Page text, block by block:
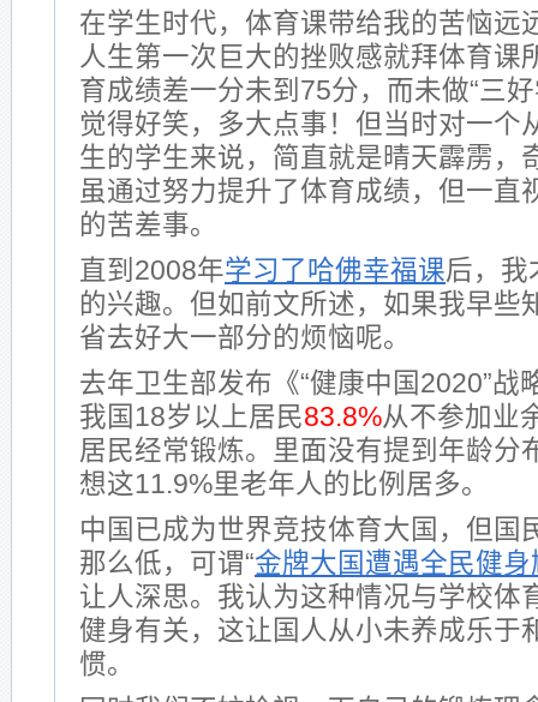
在学生时代，体育课带给我的苦恼远
人生第一次巨大的挫败感就拜体育课
育成绩差一分未到75分，而未做“三
觉得好笑，多大点事！但当时对一个
生的学生来说，简直就是晴天霹雳，
虽通过努力提升了体育成绩，但一直
的苦差事。
直到2008年学习了哈佛幸福课后，我
的兴趣。但如前文所述，如果我早些
省去好大一部分的烦恼呢。
去年卫生部发布《“健康中国2020”战
我国18岁以上居民83.8%从不参加业
居民经常锻炼。里面没有提到年龄分
想这11.9%里老年人的比例居多。
中国已成为世界竞技体育大国，但国
那么低，可谓“金牌大国遭遇全民健身
让人深思。我认为这种情况与学校体
健身有关，这让国人从小未养成乐于
惯。